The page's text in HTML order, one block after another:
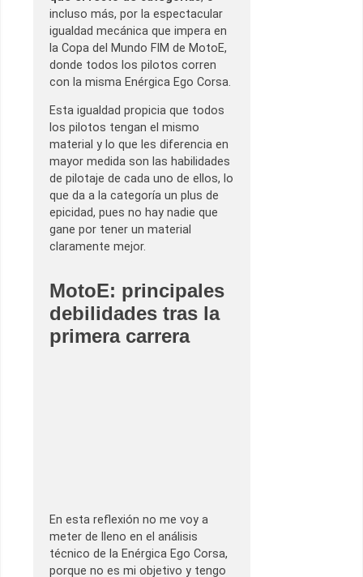
incluso más, por la espectacular
igualdad mecánica que impera en
la Copa del Mundo FIM de MotoE,
donde todos los pilotos corren
con la misma Enérgica Ego Corsa.
Esta igualdad propicia que todos
los pilotos tengan el mismo
material y lo que les diferencia en
mayor medida son las habilidades
de pilotaje de cada uno de ellos, lo
que da a la categoría un plus de
epicidad, pues no hay nadie que
gane por tener un material
claramente mejor.
MotoE: principales
debilidades tras la
primera carrera
En esta reflexión no me voy a
meter de lleno en el análisis
técnico de la Enérgica Ego Corsa,
porque no es mi objetivo y tengo